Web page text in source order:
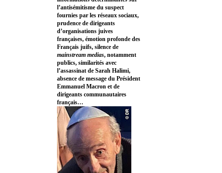
l’antisémitisme du suspect
fournies par les réseaux sociaux,
prudence de dirigeants
d’organisations juives
françaises, émotion profonde des
Français juifs, silence de
mainstream medias, notamment
publics, similarités avec
l’assassinat de Sarah Halimi,
absence de message du Président
Emmanuel Macron et de
dirigeants communautaires
français…